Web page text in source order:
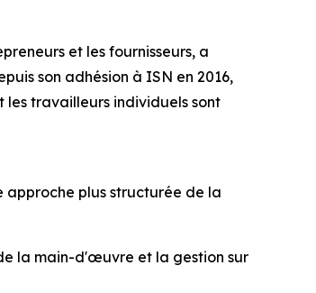
et les fournisseurs, a
son adhésion à ISN en 2016,
travailleurs individuels sont
approche plus structurée de la
la main-d'œuvre et la gestion sur